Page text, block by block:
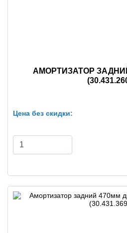
АМОРТИЗАТОР
Цена без скидки: